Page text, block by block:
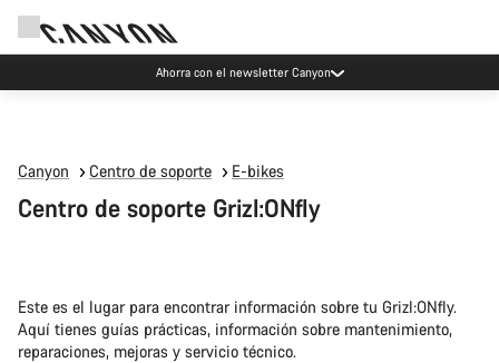
Eventos Canyon
Canyon Centro de soporte E-bikes
Centro de soporte Grizl:ONfly
Este es el lugar para encontrar información sobre tu Grizl:ONfly.
Aquí tienes guías prácticas, información sobre mantenimiento,
reparaciones, mejoras y servicio técnico.